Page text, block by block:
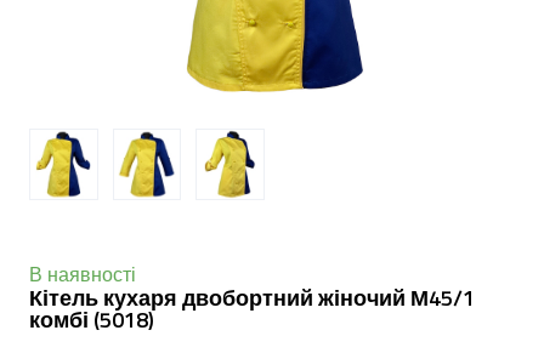
В наявності
Кітель кухаря двобортний жіночий М45/1
комбі (5018)